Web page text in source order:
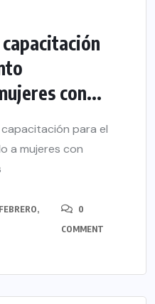
con...
capacitación para el
a mujeres con
0
COMMENT